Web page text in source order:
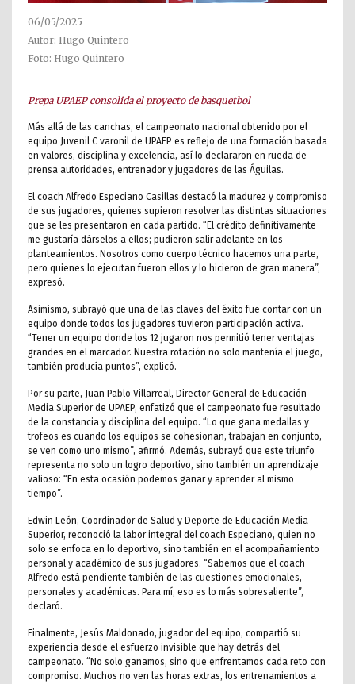
06/05/2025
Autor: Hugo Quintero
Foto: Hugo Quintero
Prepa UPAEP consolida el proyecto de basquetbol
Más allá de las canchas, el campeonato nacional obtenido por el
equipo Juvenil C varonil de UPAEP es reflejo de una formación basada
en valores, disciplina y excelencia, así lo declararon en rueda de
prensa autoridades, entrenador y jugadores de las Águilas.
El coach Alfredo Especiano Casillas destacó la madurez y compromiso
de sus jugadores, quienes supieron resolver las distintas situaciones
que se les presentaron en cada partido. “El crédito definitivamente
me gustaría dárselos a ellos; pudieron salir adelante en los
planteamientos. Nosotros como cuerpo técnico hacemos una parte,
pero quienes lo ejecutan fueron ellos y lo hicieron de gran manera”,
expresó.
Asimismo, subrayó que una de las claves del éxito fue contar con un
equipo donde todos los jugadores tuvieron participación activa.
“Tener un equipo donde los 12 jugaron nos permitió tener ventajas
grandes en el marcador. Nuestra rotación no solo mantenía el juego,
también producía puntos”, explicó.
Por su parte, Juan Pablo Villarreal, Director General de Educación
Media Superior de UPAEP, enfatizó que el campeonato fue resultado
de la constancia y disciplina del equipo. “Lo que gana medallas y
trofeos es cuando los equipos se cohesionan, trabajan en conjunto,
se ven como uno mismo”, afirmó. Además, subrayó que este triunfo
representa no solo un logro deportivo, sino también un aprendizaje
valioso: “En esta ocasión podemos ganar y aprender al mismo
tiempo”.
Edwin León, Coordinador de Salud y Deporte de Educación Media
Superior, reconoció la labor integral del coach Especiano, quien no
solo se enfoca en lo deportivo, sino también en el acompañamiento
personal y académico de sus jugadores. “Sabemos que el coach
Alfredo está pendiente también de las cuestiones emocionales,
personales y académicas. Para mí, eso es lo más sobresaliente”,
declaró.
Finalmente, Jesús Maldonado, jugador del equipo, compartió su
experiencia desde el esfuerzo invisible que hay detrás del
campeonato. “No solo ganamos, sino que enfrentamos cada reto con
compromiso. Muchos no ven las horas extras, los entrenamientos a